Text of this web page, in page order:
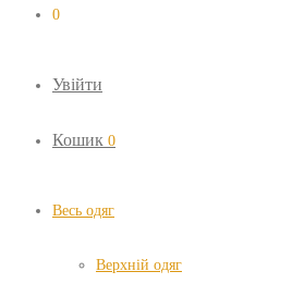
0
Увійти
Кошик 0
Весь одяг
Верхній одяг